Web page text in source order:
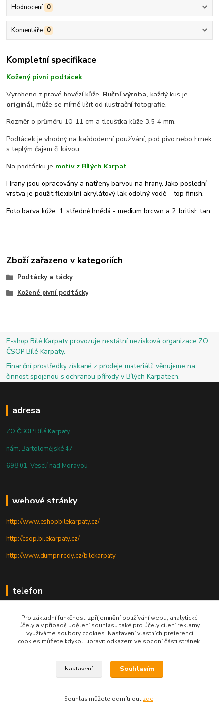
Hodnocení 0
Komentáře 0
Kompletní specifikace
Kožený pivní podtácek
Vyrobeno z pravé hovězí kůže. Ruční výroba, každý kus je
originál, může se mírně lišit od ilustrační fotografie.
Rozměr o průměru 10-11 cm a tloušťka kůže 3,5-4 mm.
Podtácek je vhodný na každodenní používání, pod pivo nebo hrnek
s teplým čajem či kávou.
Na podtácku je motiv z Bílých Karpat.
Hrany jsou opracovány a natřeny barvou na hrany. Jako poslední
vrstva je použit flexibilní akrylátový lak odolný vodě – top finish.
Foto barva kůže: 1. středně hnědá - medium brown a 2. british tan
Zboží zařazeno v kategoriích
Podtácky a tácky
Kožené pivní podtácky
E-shop Bílé Karpaty provozuje nestátní nezisková organizace ZO
ČSOP Bílé Karpaty.
Finanční prostředky získané z prodeje materiálů věnujeme na
činnost spojenou s ochranou přírody v Bílých Karpatech.
adresa
ZO ČSOP Bílé Karpaty
nám. Bartolomějské 47
698 01 Veselí nad Moravou
webové stránky
http://www.eshopbilekarpaty.cz/
http://csop.bilekarpaty.cz/
http://www.dumprirody.cz/bilekarpaty
telefon
+420 727 880 789
PO - PÁ: 9 - 17
© 2025; ZO ČSOP Bílé Karpaty
Pro základní funkčnost, zpříjemnění používání webu, analytické
účely a v případě udělení souhlasu také pro účely cílení reklamy
využíváme soubory cookies. Nastavení vlastních preferencí
cookies můžete kdykoli upravit odkazem ve spodní části stránek.
Nastavení Souhlasím
Souhlas můžete odmítnout zde.